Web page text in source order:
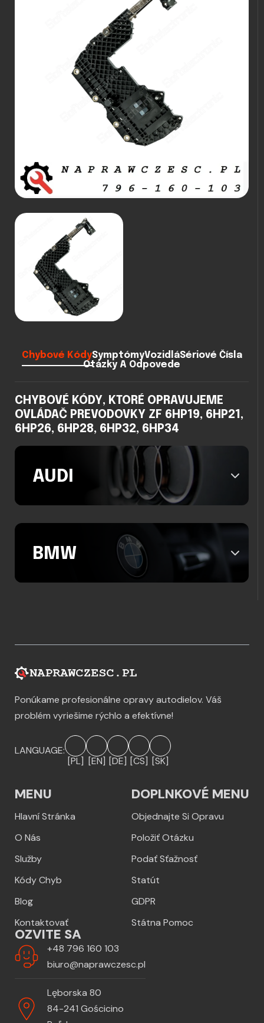
Chybové KódySymptómyVozidláSériové Čísla
Otázky A Odpovede
CHYBOVÉ KÓDY, KTORÉ OPRAVUJEME
OVLÁDAČ PREVODOVKY ZF 6HP19, 6HP21,
6HP26, 6HP28, 6HP32, 6HP34
AUDI
BMW
Ponúkame profesionálne opravy autodielov. Váš
problém vyriešime rýchlo a efektívne!
LANGUAGE:
[PL] [EN] [DE] [CS] [SK]
MENU
Hlavní Stránka
O Nás
Služby
Kódy Chyb
Blog
Kontaktovať
DOPLNKOVÉ MENU
Objednajte Si Opravu
Položiť Otázku
Podať Sťažnosť
Statút
GDPR
Státna Pomoc
OZVITE SA
+48 796 160 103
biuro@naprawczesc.pl
Lęborska 80
84-241 Gościcino